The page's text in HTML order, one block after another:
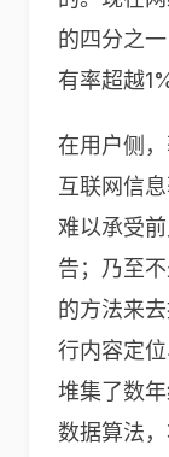
的四分之
有率超越
在用户侧
互联网信
难以承受
告；乃至
的方法来
行内容定
堆集了数
数据算法